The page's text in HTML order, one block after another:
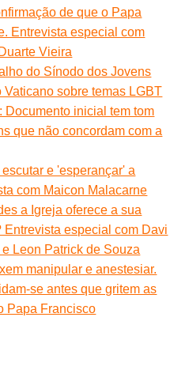
de que o Papa
Entrevista especial com
Vieira
do Sínodo dos Jovens
Vaticano sobre temas LGBT
Documento inicial tem tom
que não concordam com a
e 'esperançar' a
com Maicon Malacarne
a Igreja oferece a sua
Entrevista especial com Davi
Leon Patrick de Souza
manipular e anestesiar.
se antes que gritem as
Papa Francisco